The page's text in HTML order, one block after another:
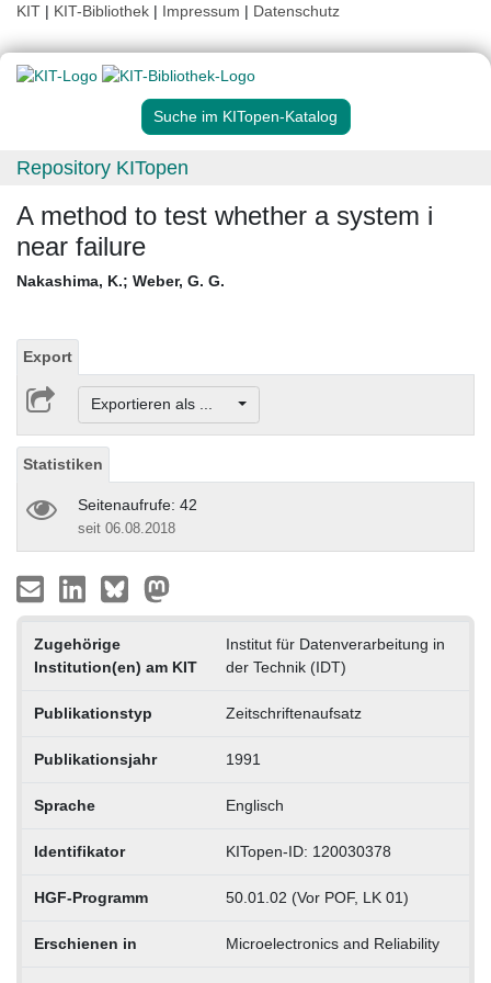
KIT | KIT-Bibliothek | Impressum | Datenschutz
Suche im KITopen-Katalog
Repository KITopen
A method to test whether a system i
near failure
Nakashima, K.; Weber, G. G.
Export
Exportieren als ...
Statistiken
Seitenaufrufe: 42
seit 06.08.2018
Zugehörige
Institution(en) am KIT
Institut für Datenverarbeitung in
der Technik (IDT)
Publikationstyp Zeitschriftenaufsatz
Publikationsjahr 1991
Sprache Englisch
Identifikator KITopen-ID: 120030378
HGF-Programm 50.01.02 (Vor POF, LK 01)
Erschienen in Microelectronics and Reliability